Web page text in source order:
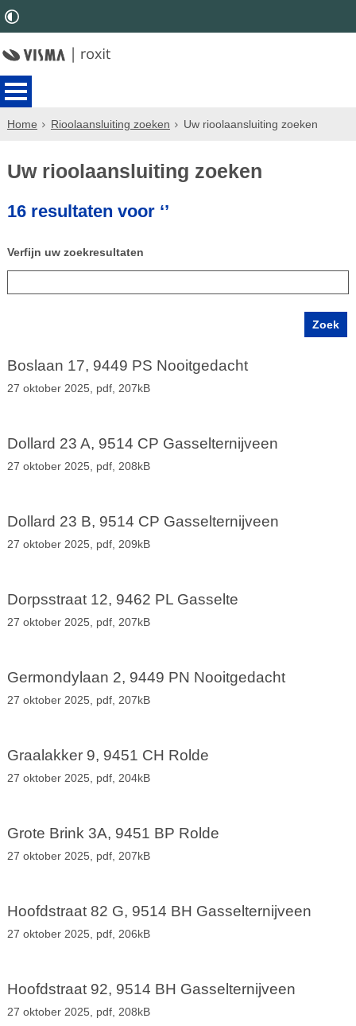
Home Rioolaansluiting zoeken Uw rioolaansluiting zoeken
Uw rioolaansluiting zoeken
16 resultaten voor ‘’
Verfijn uw zoekresultaten
Boslaan 17, 9449 PS Nooitgedacht
27 oktober 2025, pdf, 207kB
Dollard 23 A, 9514 CP Gasselternijveen
27 oktober 2025, pdf, 208kB
Dollard 23 B, 9514 CP Gasselternijveen
27 oktober 2025, pdf, 209kB
Dorpsstraat 12, 9462 PL Gasselte
27 oktober 2025, pdf, 207kB
Germondylaan 2, 9449 PN Nooitgedacht
27 oktober 2025, pdf, 207kB
Graalakker 9, 9451 CH Rolde
27 oktober 2025, pdf, 204kB
Grote Brink 3A, 9451 BP Rolde
27 oktober 2025, pdf, 207kB
Hoofdstraat 82 G, 9514 BH Gasselternijveen
27 oktober 2025, pdf, 206kB
Hoofdstraat 92, 9514 BH Gasselternijveen
27 oktober 2025, pdf, 208kB